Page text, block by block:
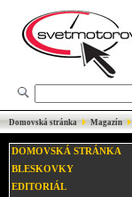
Domovská stránka Magazín
DOMOVSKÁ STRÁNKA
BLESKOVKY
EDITORIÁL